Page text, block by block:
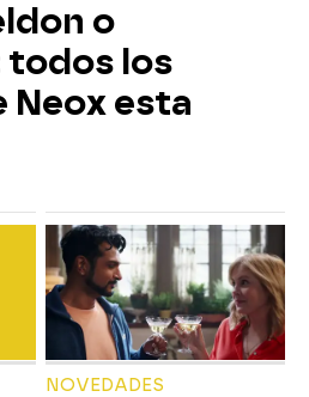
o
todos los
Neox esta
NOVEDADES